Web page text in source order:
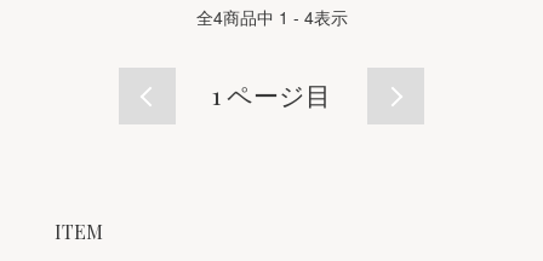
ITEM
全4商品中 1 - 4表示
1 ページ目